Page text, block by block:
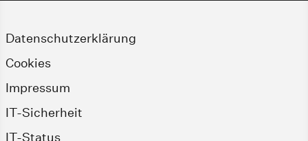
Datenschutzerklärung
Cookies
Impressum
IT-Sicherheit
IT-Status